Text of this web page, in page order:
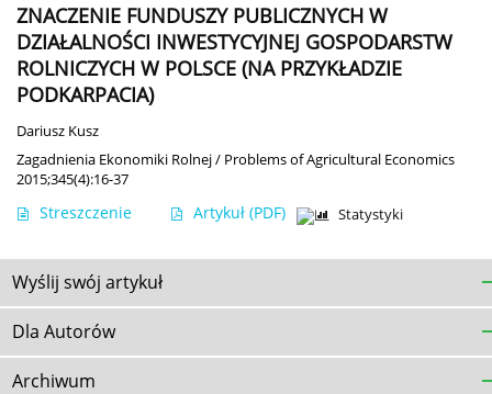
ZNACZENIE FUNDUSZY PUBLICZNYCH W
DZIAŁALNOŚCI INWESTYCYJNEJ GOSPODARSTW
ROLNICZYCH W POLSCE (NA PRZYKŁADZIE
PODKARPACIA)
Dariusz Kusz
Zagadnienia Ekonomiki Rolnej / Problems of Agricultural Economics
2015;345(4):16-37
Streszczenie Artykuł (PDF) Statystyki
Wyślij swój artykuł
Dla Autorów
Archiwum